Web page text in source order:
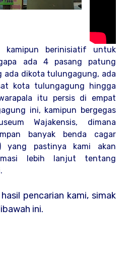
kamipun berinisiatif untuk
ada 4 pasang patung
ada dikota tulungagung, ada
kota tulungagung hingga
itu persis di empat
ini, kamipun bergegas
Wajakensis, dimana
banyak benda cagar
yang pastinya kami akan
lebih lanjut tentang
pencarian kami, simak
ini.